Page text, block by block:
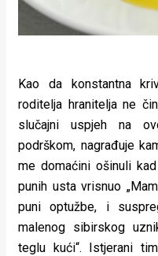
Kao da konstantna
roditelja hranitelja ne
slučajni uspjeh na
podrškom, nagrađuje
me domaćini ošinuli
punih usta vrisnuo
puni optužbe, i
malenog sibirskog
teglu kući“. Istjerani